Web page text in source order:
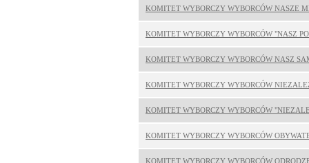
KOMITET WYBORCZY WYBORCÓW NASZE
KOMITET WYBORCZY WYBORCÓW "NASZ
KOMITET WYBORCZY WYBORCÓW NASZ
KOMITET WYBORCZY WYBORCÓW
KOMITET WYBORCZY WYBORCÓW
KOMITET WYBORCZY WYBORCÓW
KOMITET WYBORCZY WYBORCÓW